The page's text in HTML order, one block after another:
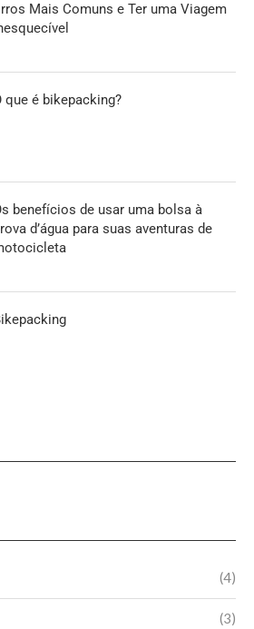
Mais Comuns e Ter uma Viagem
que é bikepacking?
benefícios de usar uma bolsa à
d’água para suas aventuras de
(4)
(3)